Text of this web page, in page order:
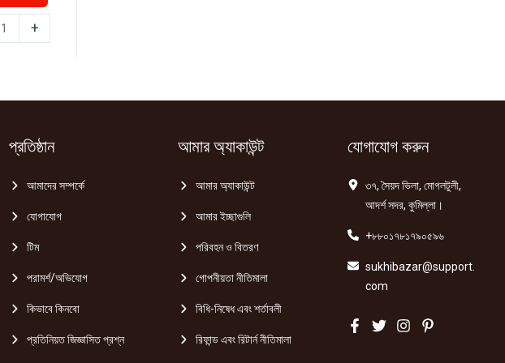
৳ 130.00.৳ 120.00.
+
প্রতিষ্ঠান
আমাদের সম্পর্কে
যোগাযোগ
টিম
পরামর্শ/অভিযোগ
কিভাবে কিনবো
প্রতিনিয়ত জিজ্ঞাসিত প্রশ্ন
আমার অ্যাকাউন্ট
আমার অ্যাকাউন্ট
আমার ইচ্ছাগুলি
পরিবহন ও বিতরণ
গোপনীয়তা নীতিমালা
বিধি-নিষেধ এবং শর্তাবলী
রিফান্ড এবং রিটার্ন নীতিমালা
যোগাযোগ করুন
৩৭, সৈয়দ ভিলা, মোগলটুলী,
আদর্শ সদর, কুমিল্লা।
+৮৮০১৭৮১৭৯০৫৯৬
sukhibazar@support.
com